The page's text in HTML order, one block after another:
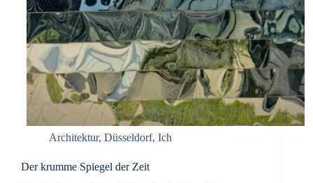
Architektur, Düsseldorf, Ich
Der krumme Spiegel der Zeit